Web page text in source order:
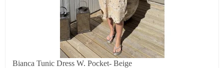
Bianca Tunic Dress W. Pocket- Beige